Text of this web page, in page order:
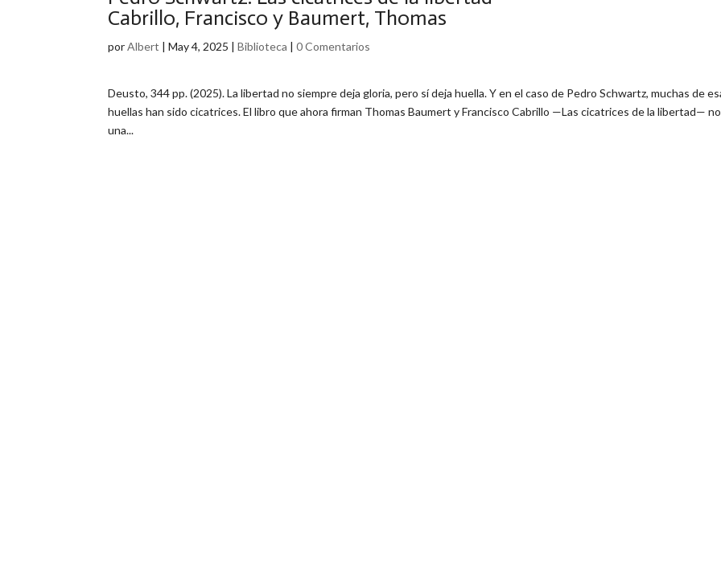
Cabrillo, Francisco y Baumert, Thomas
porAlbert |May 4, 2025 |Biblioteca |0 Comentarios
Deusto, 344 pp. (2025). La libertad no siempre deja gloria, pero sí deja huella. Y en el caso de Pedro Schwartz, muchas de
huellas han sido cicatrices. El libro que ahora firman Thomas Baumert y Francisco Cabrillo —Las cicatrices de la libertad—
una...